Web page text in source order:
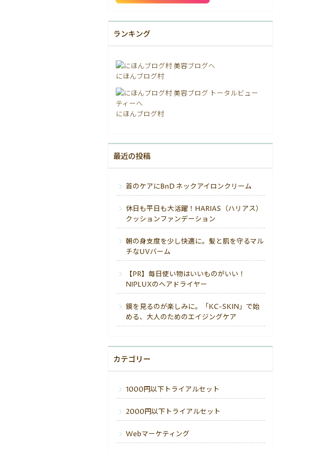
ランキング
にほんブログ村
にほんブログ村
最近の投稿
首のケアにBnD ネックアイロンクリーム
休日も平日も大活躍！HARIAS（ハリアス）
クッションファンデーション
朝の身支度を少し快適に。髪と肌を守るマル
チなUVバーム
【PR】毎日使い物はいいものがいい！
NIPLUXのヘアドライヤー
鏡を見るのが楽しみに。「KC-SKIN」で始
める、大人のためのエイジングケア
カテゴリー
1000円以下トライアルセット
2000円以下トライアルセット
Webマーケティング